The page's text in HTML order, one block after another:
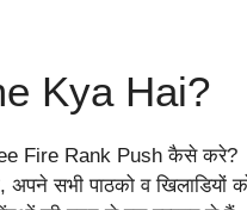
Kya Hai?
Fire Rank Push कैसे करे?
सभी पाठको व खिलाडियों